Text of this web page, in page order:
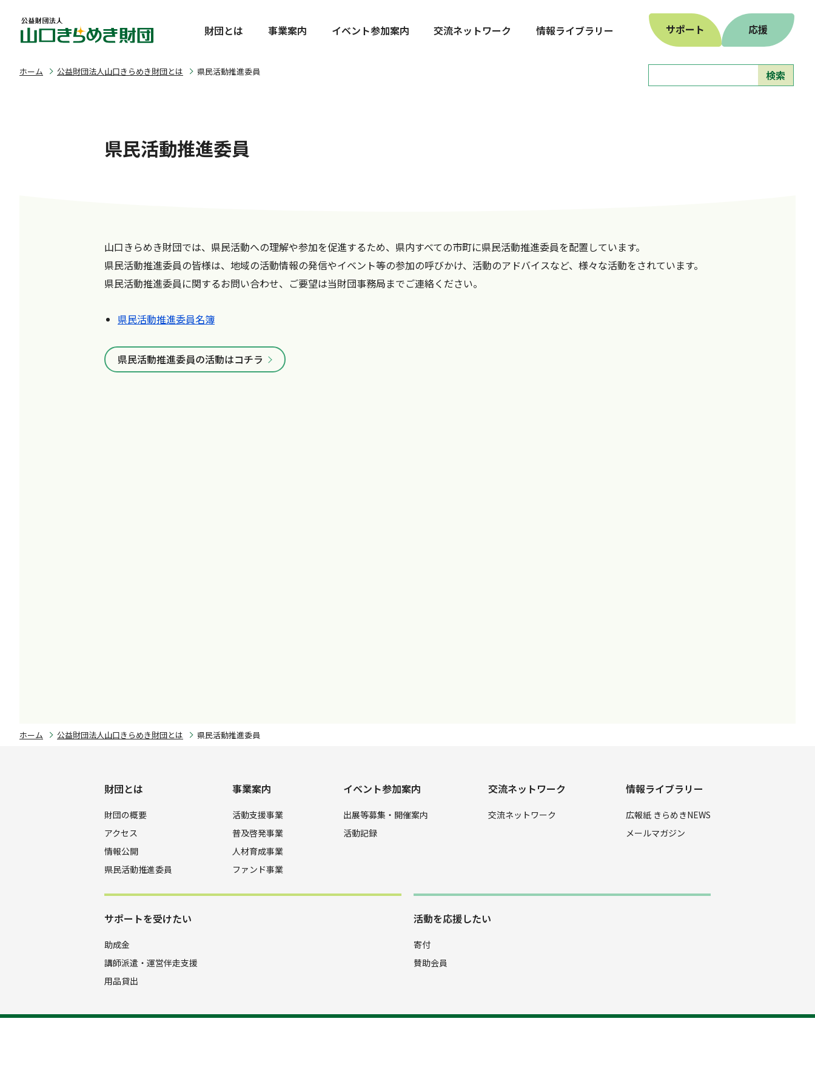
財団とは 事業案内 イベント参加案内 交流ネットワーク 情報ライブラリー サポート 応援
県民活動推進委員
ホーム 公益財団法人山口きらめき財団とは 県民活動推進委員
山口きらめき財団では、県民活動への理解や参加を促進するため、県内すべての市町に県民活動推進委員を配置しています。
県民活動推進委員の皆様は、地域の活動情報の発信やイベント等の参加の呼びかけ、活動のアドバイスなど、様々な活動をされています。
県民活動推進委員に関するお問い合わせ、ご要望は当財団事務局までご連絡ください。
県民活動推進委員名簿
県民活動推進委員の活動はコチラ
ホーム 公益財団法人山口きらめき財団とは 県民活動推進委員
財団とは
財団の概要
アクセス
情報公開
県民活動推進委員
事業案内
活動支援事業
普及啓発事業
人材育成事業
ファンド事業
イベント参加案内
出展等募集・開催案内
活動記録
交流ネットワーク
交流ネットワーク
情報ライブラリー
広報紙 きらめきNEWS
メールマガジン
サポートを受けたい
助成金
講師派遣・運営伴走支援
用品貸出
活動を応援したい
寄付
賛助会員